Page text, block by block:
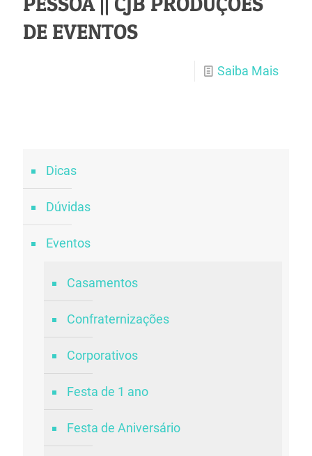
DE EVENTOS
Saiba Mais
Dicas
Dúvidas
Eventos
Casamentos
Confraternizações
Corporativos
Festa de 1 ano
Festa de Aniversário